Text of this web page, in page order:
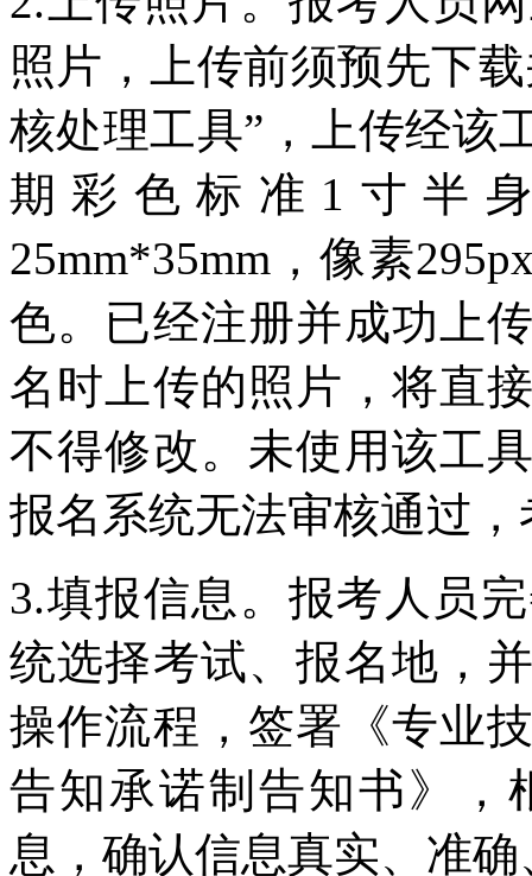
照片，上传前须预先下
核处理工具”，上传经该
期彩色标准1寸半
25mm*35mm，像素
色。已经注册并成功上
名时上传的照片，将直
不得修改。未使用该工
报名系统无法审核通过
3.填报信息。报考人员
统选择考试、报名地，
操作流程，签署《专业
告知承诺制告知书》，
息，确认信息真实、准